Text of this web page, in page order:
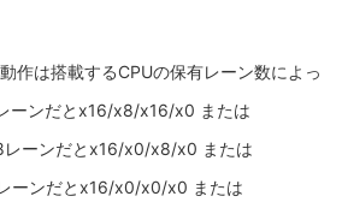
作は搭載するCPUの保有レーン数によっ
ーンだとx16/x8/x16/x0 または
ーンだとx16/x0/x8/x0 または
ーンだとx16/x0/x0/x0 または